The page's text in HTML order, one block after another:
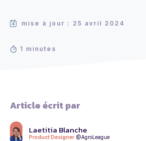
mise à jour : 25 avril 2024
1 minutes
Article écrit par
Laetitia Blanche
Product Designer @AgroLeague